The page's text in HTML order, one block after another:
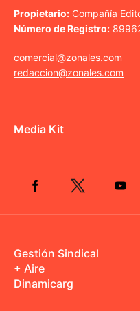
Propietario: Compañía
Número de Registro:
comercial@zonales.com
redaccion@zonales.com
Media Kit
Gestión Sindical
+ Aire
Dinamicarg